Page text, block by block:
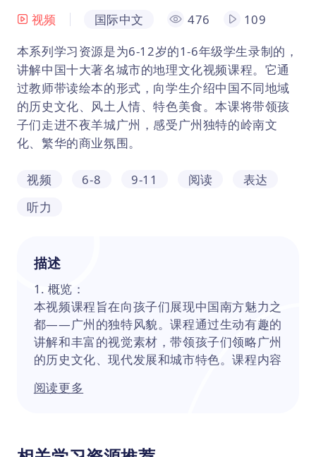
视频 国际中文 476
109
本系列学习资源是为6-12岁的1-6年级学生录制的，
讲解中国十大著名城市的地理文化视频课程。它通
过教师带读绘本的形式，向学生介绍中国不同地域
的历史文化、风土人情、特色美食。本课将带领孩
子们走进不夜羊城广州，感受广州独特的岭南文
化、繁华的商业氛围。
视频 6-8 9-11 阅读
表达
听力
描述
1. 概览：
本视频课程旨在向孩子们展现中国南方魅力之
都——广州的独特风貌。课程通过生动有趣的
讲解和丰富的视觉素材，带领孩子们领略广州
的历史文化、现代发展和城市特色。课程内容
介绍广州的美食文化、建筑风格和城市发展等
2. 知识点：
阅读更多